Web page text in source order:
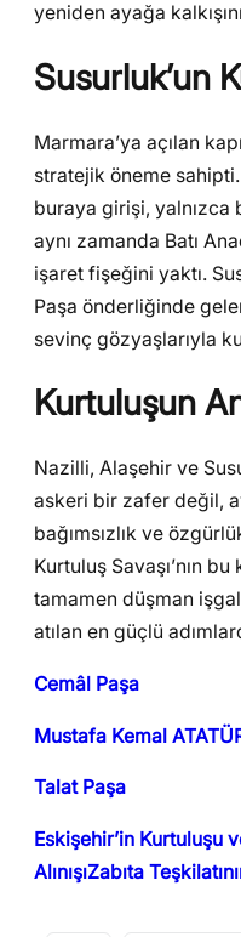
yeniden ayağa
Susurluk’un
Marmara’ya açılan
stratejik öneme sahipti.
buraya girişi,
aynı zamanda Batı
işaret fişeğini yaktı.
Paşa önderliğinde
sevinç gözyaşlarıyla
Kurtuluşun
Nazilli, Alaşehir ve
askeri bir zafer değil,
bağımsızlık ve
Kurtuluş Savaşı’nın
tamamen düşman
atılan en güçlü
Cemâl Paşa
Mustafa Kemal
Talat Paşa
Eskişehir’in Kurtuluşu
AlınışıZabıta